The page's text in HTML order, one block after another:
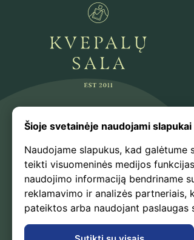
Šioje svetainėje naudojami slapukai
Naudojame slapukus, kad galėtume
teikti visuomeninės medijos
naudojimo informaciją bendriname
reklamavimo ir analizės partneriais,
pateiktos arba naudojant paslaugas